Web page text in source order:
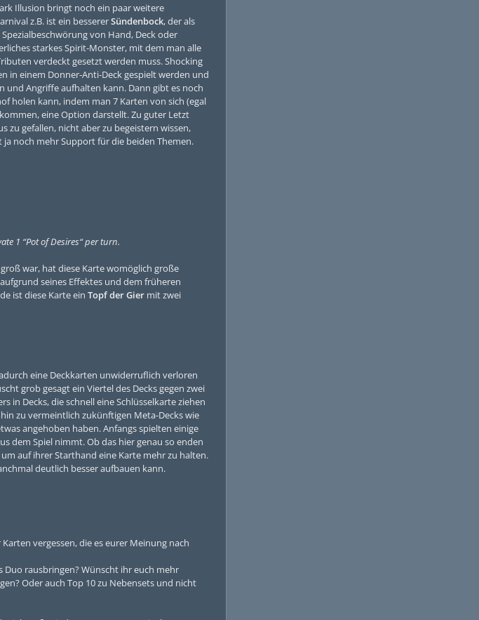
Illusion bringt noch ein paar weitere
z.B. ist ein bessererSündenbock, der als
von Hand, Deck oder
starkes Spirit-Monster, mit dem man alle
verdeckt gesetzt werden muss. Shocking
in einem Donner-Anti-Deck gespielt werden und
und Angriffe aufhalten kann. Dann gibt es noch
holen kann, indem man 7 Karten von sich (egal
eine Option darstellt. Zu guter Letzt
zu gefallen, nicht aber zu begeistern wissen,
noch mehr Support für die beiden Themen.
1 “Pot of Desires“ per turn.
war, hat diese Karte womöglich große
seines Effektes und dem früheren
ist diese Karte ein Topf der Gier mit zwei
eine Deckkarten unwiderruflich verloren
grob gesagt ein Viertel des Decks gegen zwei
in Decks, die schnell eine Schlüsselkarte ziehen
zu vermeintlich zukünftigen Meta-Decks wie
angehoben haben. Anfangs spielten einige
dem Spiel nimmt. Ob das hier genau so enden
auf ihrer Starthand eine Karte mehr zu halten.
deutlich besser aufbauen kann.
vergessen, die es eurer Meinung nach
Duo rausbringen? Wünscht ihr euch mehr
Oder auch Top 10 zu Nebensets und nicht